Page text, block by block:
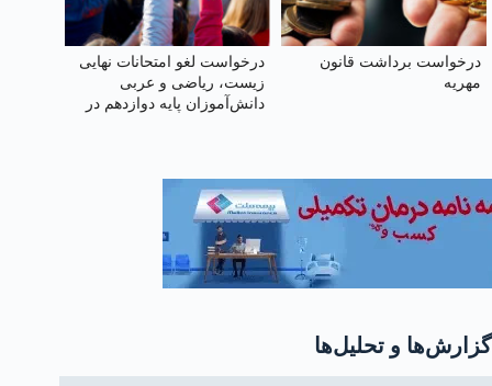
درخواست برداشت قانون
مهریه
درخواست لغو امتحانات نهایی
زیست، ریاضی و عربی
دانش‌آموزان پایه دوازدهم در
گزارش‌ها و تحلیل‌ها